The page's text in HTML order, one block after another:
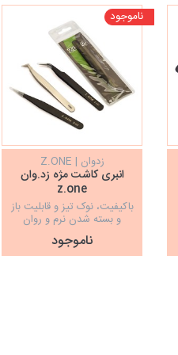
ناموجود
زدوان | Z.ONE
انبری کاشت مژه زد.وان
z.one
باکیفیت، نوک تیز و قابلیت باز
و بسته شدن نرم و روان
ناموجود